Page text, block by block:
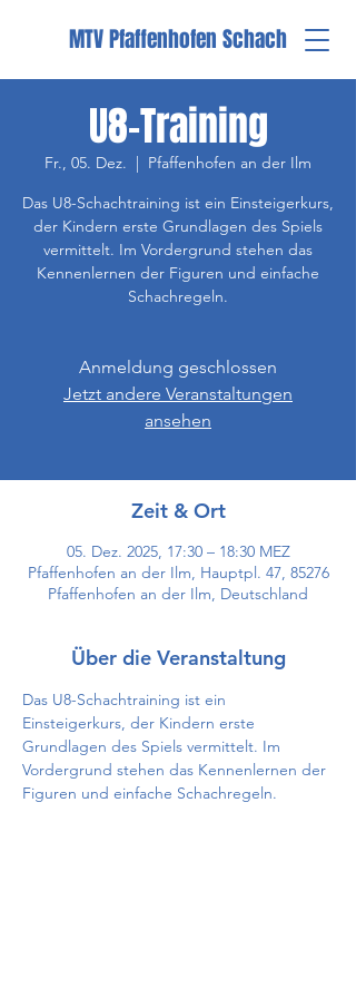
MTV Pfaffenhofen Schach
U8-Training
Fr., 05. Dez.
  |
Pfaffenhofen an der Ilm
Das U8-Schachtraining ist ein Einsteigerkurs,
der Kindern erste Grundlagen des Spiels
vermittelt. Im Vordergrund stehen das
Kennenlernen der Figuren und einfache
Schachregeln.
Anmeldung geschlossen
Jetzt andere Veranstaltungen
ansehen
Zeit & Ort
05. Dez. 2025, 17:30 – 18:30 MEZ
Pfaffenhofen an der Ilm, Hauptpl. 47, 85276
Pfaffenhofen an der Ilm, Deutschland
Über die Veranstaltung
Das U8-Schachtraining ist ein
Einsteigerkurs, der Kindern erste
Grundlagen des Spiels vermittelt. Im
Vordergrund stehen das Kennenlernen der
Figuren und einfache Schachregeln.